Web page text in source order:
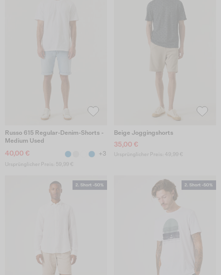
Russo 615 Regular-Denim-Shorts -
Medium Used
40,00 € +3
Ursprünglicher Preis: 59,99 €
Beige Joggingshorts
35,00 €
Ursprünglicher Preis: 49,99 €